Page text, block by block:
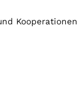
Kooperationen